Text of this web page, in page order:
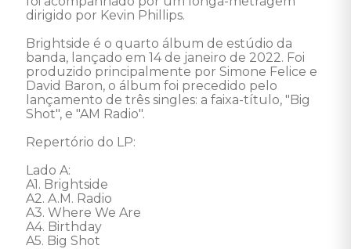
dirigido por Kevin Phillips.
Brightside é o quarto álbum de estúdio da
banda, lançado em 14 de janeiro de 2022. Foi
produzido principalmente por Simone Felice e
David Baron, o álbum foi precedido pelo
lançamento de três singles: a faixa-título, "Big
Shot", e "AM Radio".
Repertório do LP:
Lado A:
A1. Brightside
A2. A.M. Radio
A3. Where We Are
A4. Birthday
A5. Big Shot